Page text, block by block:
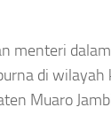
menteri
di wilayah
Muaro